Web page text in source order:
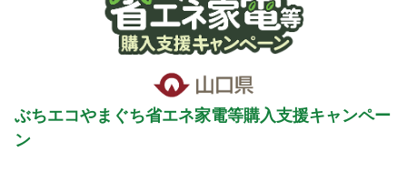
ぶちエコやまぐち省エネ家電等購入支援キャンペー
ン